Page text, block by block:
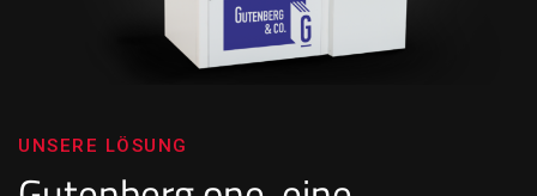
UNSERE LÖSUNG